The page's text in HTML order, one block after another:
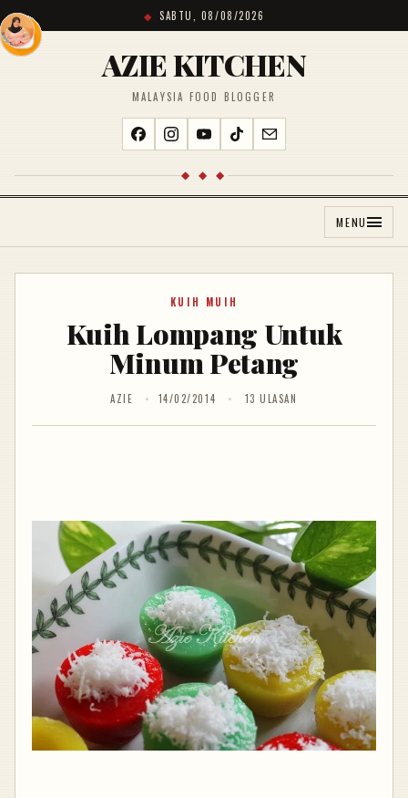
SABTU, 08/08/2026
AZIE KITCHEN
MALAYSIA FOOD BLOGGER
◆ ◆ ◆
MENU
KUIH MUIH
Kuih Lompang Untuk
Minum Petang
AZIE 14/02/2014 13 ULASAN